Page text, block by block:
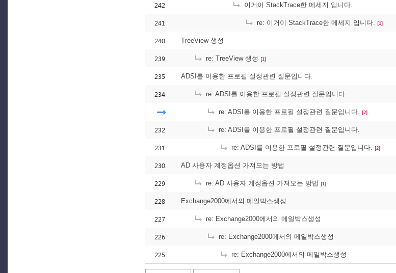
242 이거이 StackTrace한 메세지 입니다.
241 re: 이거이 StackTrace한 메세지 입니다. [1]
240 TreeView 생성
239 re: TreeView 생성 [1]
235 ADSI를 이용한 프로필 설정관련 질문입니다.
234 re: ADSI를 이용한 프로필 설정관련 질문입니다.
re: ADSI를 이용한 프로필 설정관련 질문입니다. [2]
232 re: ADSI를 이용한 프로필 설정관련 질문입니다.
231 re: ADSI를 이용한 프로필 설정관련 질문입니다. [2]
230 AD 사용자 계정옵션 가져오는 방법
229 re: AD 사용자 계정옵션 가져오는 방법 [1]
228 Exchange2000에서의 메일박스생성
227 re: Exchange2000에서의 메일박스생성
226 re: Exchange2000에서의 메일박스생성
225 re: Exchange2000에서의 메일박스생성